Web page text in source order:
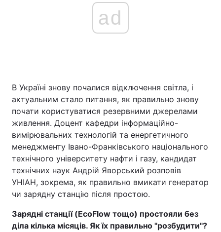
Економіка Світ
Наука
Техно і зв'язок Лайт
Зброя Інциденти
Здоров'я Туризм
Екологія Регіони
ad
В Україні знову почалися відключення світла, і
актуальним стало питання, як правильно знову
почати користуватися резервними джерелами
живлення. Доцент кафедри інформаційно-
вимірювальних технологій та енергетичного
менеджменту Івано-Франківського національного
технічного університету нафти і газу, кандидат
технічних наук Андрій Яворський розповів
УНІАН, зокрема, як правильно вмикати генератор
чи зарядну станцію після простою.
Зарядні станції (EcoFlow тощо) простояли без
діла кілька місяців. Як їх правильно "розбудити"?